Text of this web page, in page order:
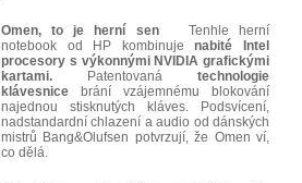
Omen, to je herní senTenhle herní
notebook od HP kombinujenabité Intel
procesory s výkonnými NVIDIA grafickými
kartami. Patentovaná technologie
klávesnice brání vzájemnému blokování
najednou stisknutých kláves. Podsvícení,
nadstandardní chlazení a audio od dánských
mistrů Bang&Olufsen potvrzují, že Omen ví,
co dělá.